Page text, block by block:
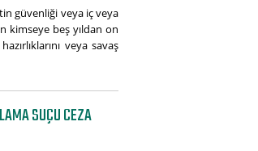
güvenliği veya iç veya
kimseye beş yıldan on
veya savaş
SUÇU CEZA